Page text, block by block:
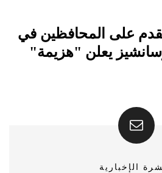
على المحافظين في
وسانشيز يعلن "هزيمة"
الإخبارية